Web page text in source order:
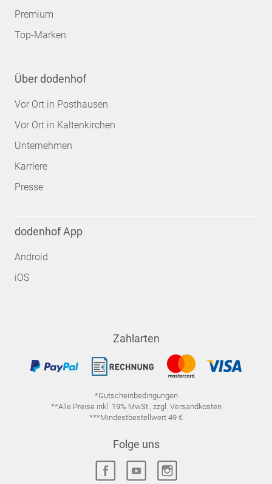
Premium
Top-Marken
Über dodenhof
Vor Ort in Posthausen
Vor Ort in Kaltenkirchen
Unternehmen
Karriere
Presse
dodenhof App
Android
iOS
Zahlarten
*Gutscheinbedingungen
**Alle Preise inkl. 19% MwSt., zzgl. Versandkosten
***Mindestbestellwert 49 €
Folge uns